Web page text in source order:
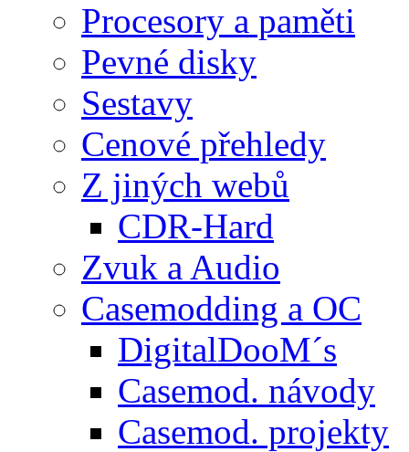
Procesory a paměti
Pevné disky
Sestavy
Cenové přehledy
Z jiných webů
CDR-Hard
Zvuk a Audio
Casemodding a OC
DigitalDooM´s
Casemod. návody
Casemod. projekty